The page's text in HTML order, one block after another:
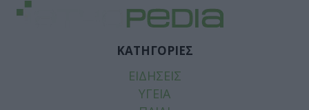
ΚΑΤΗΓΟΡΙΕΣ
ΕΙΔΗΣΕΙΣ
ΥΓΕΙΑ